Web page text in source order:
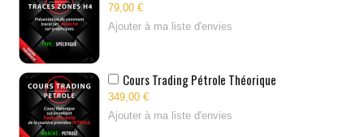
79,00 €
Ajouter à ma liste d'envies
Cours Trading Pétrole Théorique
349,00 €
Ajouter à ma liste d'envies